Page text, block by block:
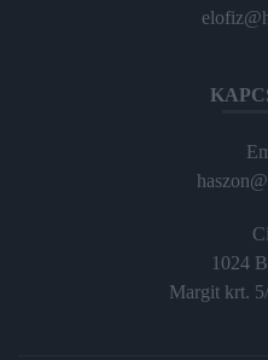
1024
Margit krt.